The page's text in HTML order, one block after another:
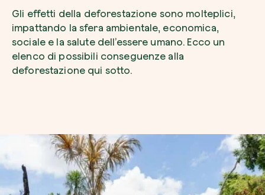
Gli effetti della deforestazione sono molteplici,
impattando la sfera ambientale, economica,
sociale e la salute dell’essere umano. Ecco un
elenco di possibili conseguenze alla
deforestazione qui sotto.